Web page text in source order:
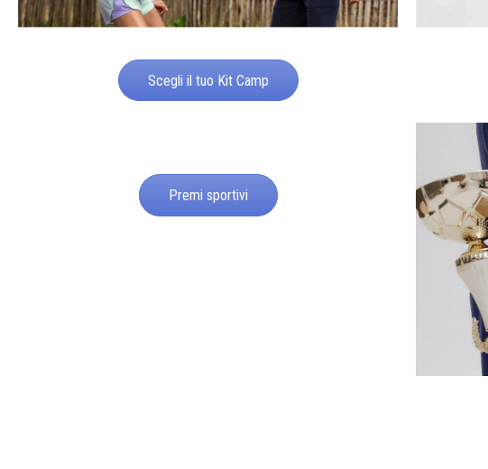
Scegli il tuo Kit Camp
Premi sportivi